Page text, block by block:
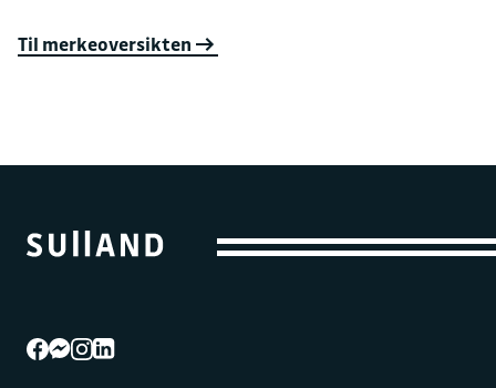
Til merkeoversikten